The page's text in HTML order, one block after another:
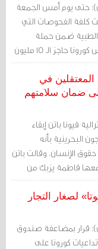
حتى يوم أمس الجمعة
2020، تخطّت كلفة الفحوصات التي
الطبية ضمن حملة
مكافحة وباء فيروس كورونا حاجز الـ 15 مليون
هذا الازدياد هو تفشّي
الوافدة التي
إنسانية صعبة
فضّلت ممالأة قطاع
المعتقلين في
ضمان سلامتهم
فيونا باتن إبقاء
البحرينية بأنه
الإنسان. وقالت باتن
فاطمة يزبك من
وحقوق الإنسان
فيروس كورونا، لم
في المجتمع الحديث حول
لصغار التجار
قرار بمضاعفة صندوق
كورونا على